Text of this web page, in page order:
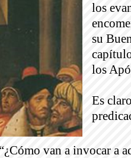
los
su
los
Es
van a invocar a